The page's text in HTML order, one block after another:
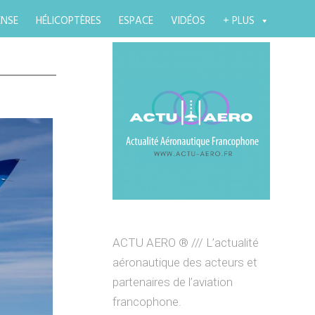
HÉLICOPTÈRES ESPACE VIDÉOS + PLUS
ACTU AERO ® /// L’actualité
aéronautique des acteurs et
partenaires de l’aviation
francophone.